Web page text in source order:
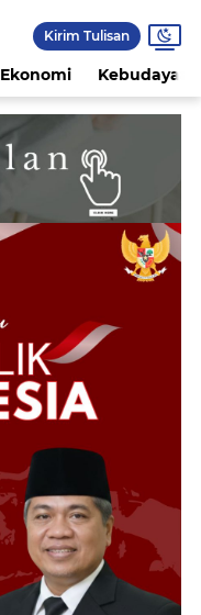
Kirim Tulisan
Ekonomi Kebudayaan